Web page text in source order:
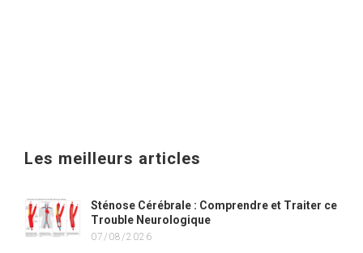
Les meilleurs articles
Sténose Cérébrale : Comprendre et Traiter ce
Trouble Neurologique
07/08/2026